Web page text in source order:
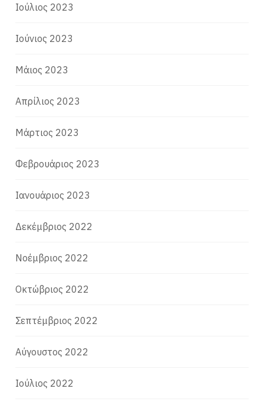
Ιούλιος 2023
Ιούνιος 2023
Μάιος 2023
Απρίλιος 2023
Μάρτιος 2023
Φεβρουάριος 2023
Ιανουάριος 2023
Δεκέμβριος 2022
Νοέμβριος 2022
Οκτώβριος 2022
Σεπτέμβριος 2022
Αύγουστος 2022
Ιούλιος 2022